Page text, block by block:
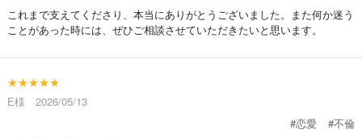
これまで支えてくださり、本当にありがとうございました。また何か迷う
ことがあった時には、ぜひご相談させていただきたいと思います。
★★★★★
E様 2026/05/13
#恋愛
#不倫